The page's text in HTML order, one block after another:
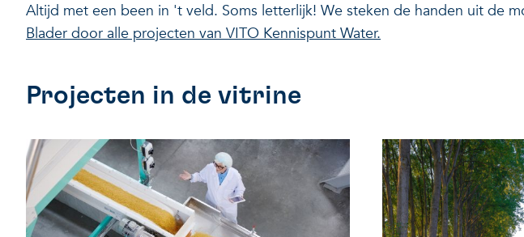
Altijd met een been in 't veld. Soms letterlijk! We steken de handen uit de
Blader door alle projecten van VITO Kennispunt Water.
Projecten in de vitrine